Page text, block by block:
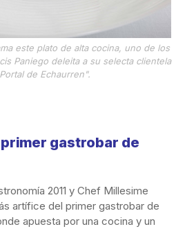
este plato de alta cocina, uno de los
Paniego deleita a su selecta clientela
de Echaurren".
gastrobar de
2011 y Chef Millesime
artífice del primer gastrobar de
apuesta por una cocina y un